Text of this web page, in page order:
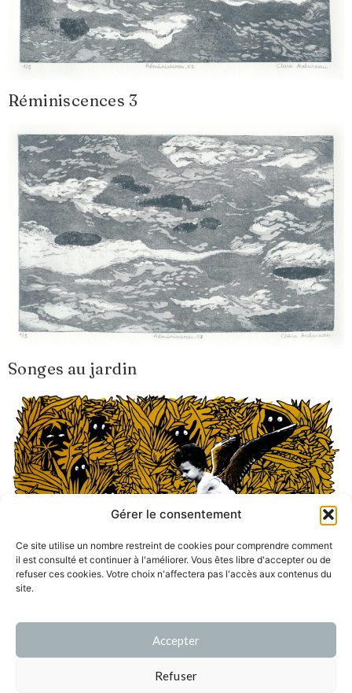
Gérer le consentement
Ce site utilise un nombre restreint de cookies pour comprendre comment
il est consulté et continuer à l'améliorer. Vous êtes libre d'accepter ou de
refuser ces cookies. Votre choix n'affectera pas l'accès aux contenus du
site.
Accepter
Refuser
Réminiscences 3
Songes au jardin
Prochain→